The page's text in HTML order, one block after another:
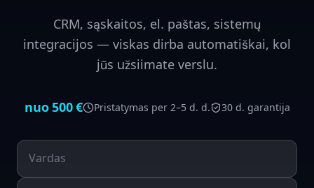
CRM, sąskaitos, el. paštas, sistemų
integracijos — viskas dirba automatiškai, kol
jūs užsiimate verslu.
nuo500€ Pristatymas per 2–5 d. d. 30 d. garantija